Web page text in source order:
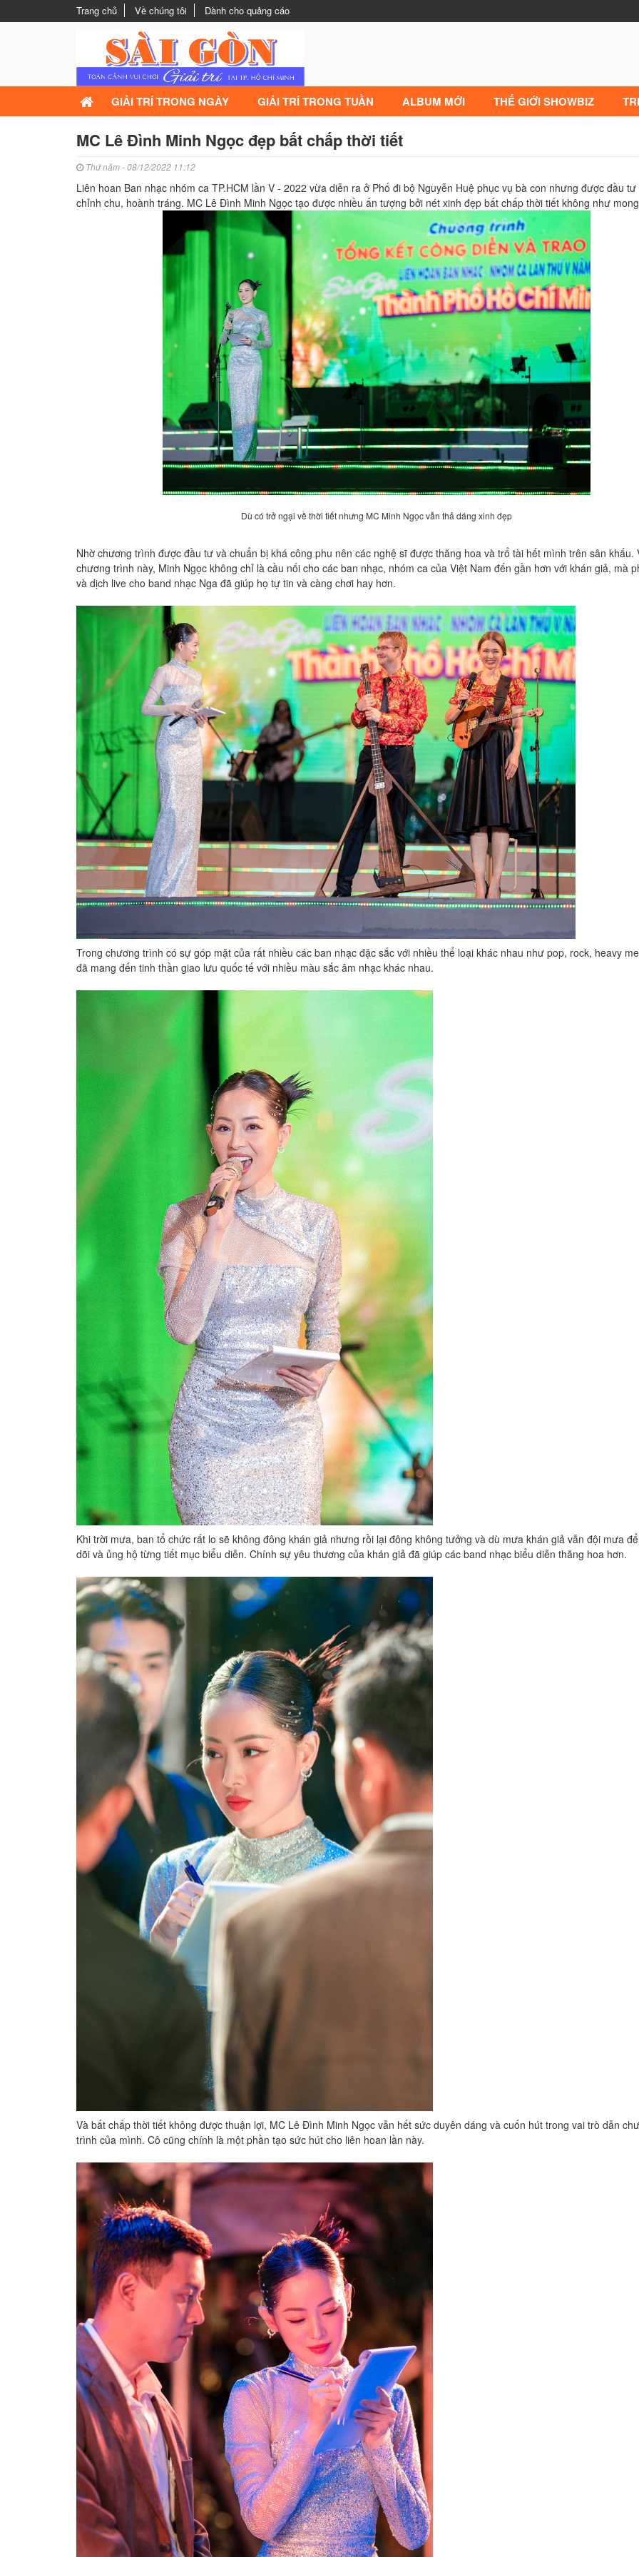
Trang chủ Về chúng tôi Dành cho quảng cáo
GIẢI TRÍ TRONG NGÀY GIẢI TRÍ TRONG TUẦN ALBUM MỚI THẾ GIỚI SHOWBIZ
MC Lê Đình Minh Ngọc đẹp bất chấp thời tiết
Thứ năm - 08/12/2022 11:12
Liên hoan Ban nhạc nhóm ca TP.HCM lần V - 2022 vừa diễn ra ở Phố đi bộ Nguyễn Huệ phục vụ bà con nhưng được đầu tư
chỉnh chu, hoành tráng. MC Lê Đình Minh Ngọc tạo được nhiều ấn tượng bởi nét xinh đẹp bất chấp thời tiết không như
Dù có trở ngại về thời tiết nhưng MC Minh Ngọc vẫn thả dáng xinh đẹp
Nhờ chương trình được đầu tư và chuẩn bị khá công phu nên các nghệ sĩ được thăng hoa và trổ tài hết mình trên sân khấu.
chương trình này, Minh Ngọc không chỉ là cầu nối cho các ban nhạc, nhóm ca của Việt Nam đến gần hơn với khán giả, mà
và dịch live cho band nhạc Nga đã giúp họ tự tin và càng chơi hay hơn.
Trong chương trình có sự góp mặt của rất nhiều các ban nhạc đặc sắc với nhiều thể loại khác nhau như pop, rock, heavy
đã mang đến tinh thần giao lưu quốc tế với nhiều màu sắc âm nhạc khác nhau.
Khi trời mưa, ban tổ chức rất lo sẽ không đông khán giả nhưng rồi lại đông không tưởng và dù mưa khán giả vẫn đội mưa
dõi và ủng hộ từng tiết mục biểu diễn. Chính sự yêu thương của khán giả đã giúp các band nhạc biểu diễn thăng hoa hơn.
Và bất chấp thời tiết không được thuận lợi, MC Lê Đình Minh Ngọc vẫn hết sức duyên dáng và cuốn hút trong vai trò dẫn
trình của mình. Cô cũng chính là một phần tạo sức hút cho liên hoan lần này.